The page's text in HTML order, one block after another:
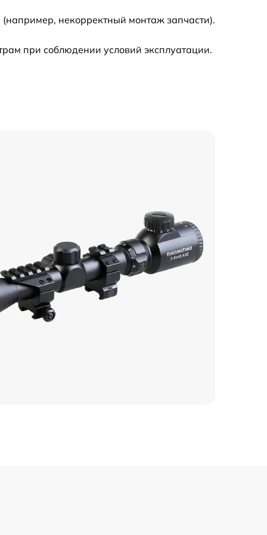
590 р
некорректный монтаж запчасти).
при соблюдении условий эксплуатации.